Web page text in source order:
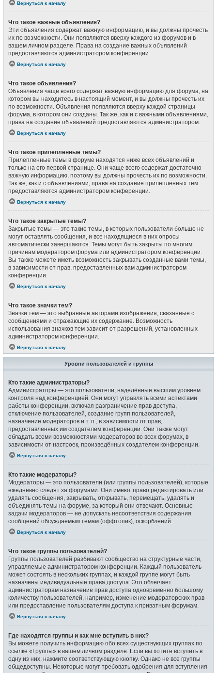
Вернуться к началу
Что такое важные объявления?
Эти объявления содержат важную информацию, и вы должны прочесть
их по возможности. Они появляются вверху каждого из форумов и в
вашем личном разделе. Права на создание важных объявлений
предоставляются администратором конференции.
Вернуться к началу
Что такое объявления?
Объявления чаще всего содержат важную информацию для форума, на
котором вы находитесь в настоящий момент, и вы должны прочесть их
по возможности. Объявления появляются вверху каждой страницы
форума, в котором они созданы. Так же, как и с важными объявлениями,
права на создание объявлений предоставляются администратором.
Вернуться к началу
Что такое прилепленные темы?
Прилепленные темы в форуме находятся ниже всех объявлений и
только на его первой странице. Они чаще всего содержат достаточно
важную информацию, поэтому вы должны прочесть их по возможности.
Так же, как и с объявлениями, права на создание прилепленных тем
предоставляются администратором конференции.
Вернуться к началу
Что такое закрытые темы?
Закрытые темы — это такие темы, в которых пользователи больше не
могут оставлять сообщения, и все находящиеся в них опросы
автоматически завершаются. Темы могут быть закрыты по многим
причинам модератором форума или администратором конференции.
Вы также можете иметь возможность закрывать созданные вами темы,
в зависимости от прав, предоставленных вам администратором
конференции.
Вернуться к началу
Что такое значки тем?
Значки тем — это выбранные авторами изображения, связанные с
сообщениями и отражающие их содержание. Возможность
использования значков тем зависит от разрешений, установленных
администратором конференции.
Вернуться к началу
Уровни пользователей и группы
Кто такие администраторы?
Администраторы — это пользователи, наделённые высшим уровнем
контроля над конференцией. Они могут управлять всеми аспектами
работы конференции, включая разграничение прав доступа,
отключение пользователей, создание групп пользователей,
назначение модераторов и т. п., в зависимости от прав,
предоставленных им создателем конференции. Они также могут
обладать всеми возможностями модераторов во всех форумах, в
зависимости от настроек, произведённых создателем конференции.
Вернуться к началу
Кто такие модераторы?
Модераторы — это пользователи (или группы пользователей), которые
ежедневно следят за форумами. Они имеют право редактировать или
удалять сообщения, закрывать, открывать, перемещать, удалять и
объединять темы на форуме, за который они отвечают. Основные
задачи модераторов — не допускать несоответствия содержания
сообщений обсуждаемым темам (оффтопик), оскорблений.
Вернуться к началу
Что такое группы пользователей?
Группы пользователей разбивают сообщество на структурные части,
управляемые администратором конференции. Каждый пользователь
может состоять в нескольких группах, и каждой группе могут быть
назначены индивидуальные права доступа. Это облегчает
администраторам назначение прав доступа одновременно большому
количеству пользователей, например, изменение модераторских прав
или предоставление пользователям доступа к приватным форумам.
Вернуться к началу
Где находятся группы и как мне вступить в них?
Вы можете получить информацию обо всех существующих группах по
ссылке «Группы» в вашем личном разделе. Если вы хотите вступить в
одну из них, нажмите соответствующую кнопку. Однако не все группы
общедоступны. Некоторые могут требовать одобрения для вступления